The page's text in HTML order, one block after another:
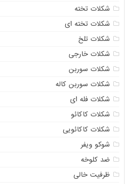
شکلات تخته
شکلات تخته ای
شکلات تلخ
شکلات خارجی
شکلات سوربن
شکلات سوربن کاله
شکلات فله ای
شکلات کاکائو
شکلات کاکائویی
شوکو ویفر
ضد کلوخه
ظرفیت خالی